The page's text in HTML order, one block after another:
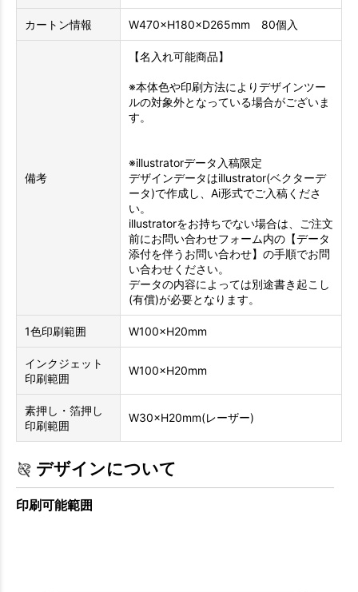
カートン情報 W470×H180×D265mm 80個入
備考
【名入れ可能商品】
※本体色や印刷方法によりデザインツー
ルの対象外となっている場合がございま
す。
※illustratorデータ入稿限定
デザインデータはillustrator(ベクターデ
ータ)で作成し、Ai形式でご入稿くださ
い。
illustratorをお持ちでない場合は、ご注文
前にお問い合わせフォーム内の【データ
添付を伴うお問い合わせ】の手順でお問
い合わせください。
データの内容によっては別途書き起こし
(有償)が必要となります。
1色印刷範囲 W100×H20mm
インクジェット
印刷範囲
W100×H20mm
素押し・箔押し
印刷範囲
W30×H20mm(レーザー)
デザインについて
印刷可能範囲